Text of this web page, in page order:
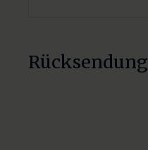
Rücksendung